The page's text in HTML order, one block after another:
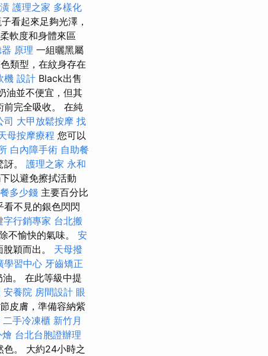
護理之家 多樣化
看起來足夠光澤，
軟度和身體來區
原理 一組曬黑屬
類型，在紋身存在
機 設計 Black出售
油並不便宜，但其
前完全吸收。 在純
司 大甲放鬆按摩 找
母按摩療程 您可以
白內障手術 自助餐
。 護理之家 永和
以避免擦拭活動
多少錢 主要百分比
看不見的銀色閃閃
字行銷專家 台北搬
不愉快的氣味。 安
穎而出。 天母撥
學習中心 牙齒矯正
。 在此等級中提
安養院 房間設計 眼
皮膚，準備容納紫
二手冷凍櫃 新竹月
台北台胞證辦理
色。 大約24小時之